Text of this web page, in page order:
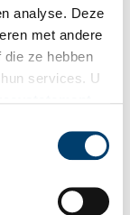
analyse. Deze
met andere
ze hebben
services. U
Erfgoed
van het